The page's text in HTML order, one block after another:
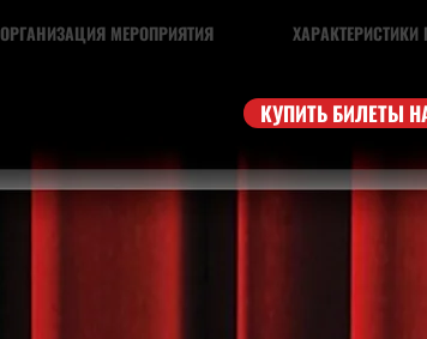
ОРГАНИЗАЦИЯ МЕРОПРИЯТИЯ
КУПИТЬ БИЛЕТЫ